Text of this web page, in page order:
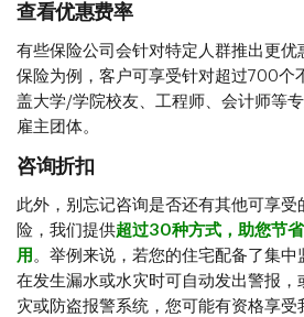
查看优惠费率
有些保险公司会针对特定人群推出更优
保险为例，客户可享受针对超过700个
盖大学/学院校友、工程师、会计师等
雇主团体。
咨询折扣
此外，别忘记咨询是否还有其他可享受
险，我们提供超过30种方式，助您节
用 。举例来说，若您的住宅配备了集中
在发生漏水或水灾时可自动发出警报，
灾或防盗报警系统，您可能有资格享